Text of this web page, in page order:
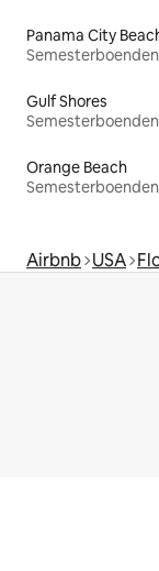
Panama City
Semesterboenden
Gulf Shores
Semesterboenden
Orange Beach
Semesterboenden
Airbnb USA